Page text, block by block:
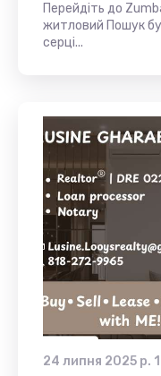
Перейдіть до
житловий Пошук
серці...
24 липня 2025 р.